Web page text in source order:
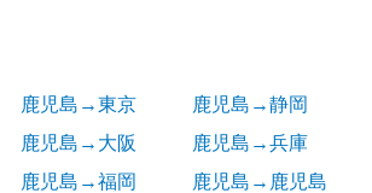
鹿児島→東京
鹿児島→静岡
鹿児島→大阪
鹿児島→兵庫
鹿児島→福岡
鹿児島→鹿児島